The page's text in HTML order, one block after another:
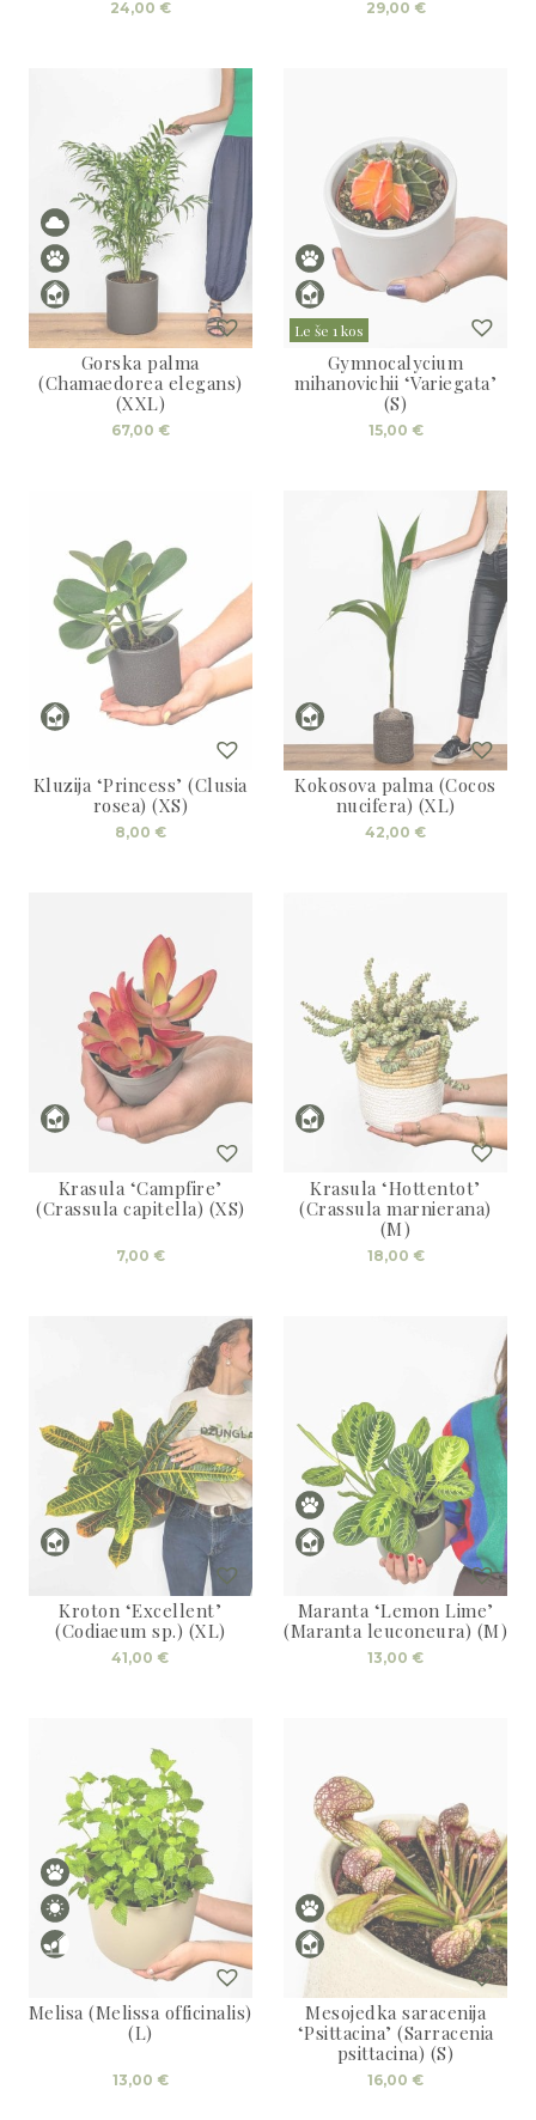
24,00 € 29,00 €
Gorska palma
(Chamaedorea elegans)
(XXL)
67,00 €
Le še 1 kos
Gymnocalycium
mihanovichii ‘Variegata’
(S)
15,00 €
Kluzija ‘Princess’ (Clusia
rosea) (XS)
8,00 €
Kokosova palma (Cocos
nucifera) (XL)
42,00 €
Krasula ‘Campfire’
(Crassula capitella) (XS)
7,00 €
Krasula ‘Hottentot’
(Crassula marnierana)
(M)
18,00 €
Kroton ‘Excellent’
(Codiaeum sp.) (XL)
41,00 €
Maranta ‘Lemon Lime’
(Maranta leuconeura) (M)
13,00 €
Melisa (Melissa officinalis)
(L)
13,00 €
Mesojedka saracenija
‘Psittacina’ (Sarracenia
psittacina) (S)
16,00 €